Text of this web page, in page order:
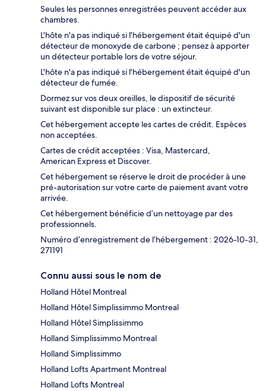
Seules les personnes enregistrées peuvent accéder aux
chambres.
L'hôte n'a pas indiqué si l'hébergement était équipé d'un
détecteur de monoxyde de carbone ; pensez à apporter
un détecteur portable lors de votre séjour.
L'hôte n'a pas indiqué si l'hébergement était équipé d'un
détecteur de fumée.
Dormez sur vos deux oreilles, le dispositif de sécurité
suivant est disponible sur place : un extincteur.
Cet hébergement accepte les cartes de crédit. Espèces
non acceptées.
Cartes de crédit acceptées : Visa, Mastercard,
American Express et Discover.
Cet hébergement se réserve le droit de procéder à une
pré-autorisation sur votre carte de paiement avant votre
arrivée.
Cet hébergement bénéficie d’un nettoyage par des
professionnels.
Numéro d’enregistrement de l’hébergement : 2026-10-31,
271191
Connu aussi sous le nom de
Holland Hôtel Montreal
Holland Hôtel Simplissimmo Montreal
Holland Hôtel Simplissimmo
Holland Simplissimmo Montreal
Holland Simplissimmo
Holland Lofts Apartment Montreal
Holland Lofts Montreal